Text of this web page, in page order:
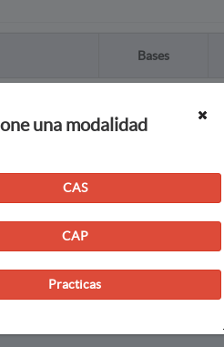
Bases
una modalidad
CAS
CAP
Practicas